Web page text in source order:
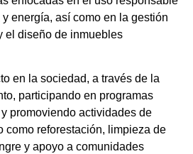
energía, así como en la gestión
el diseño de inmuebles
en la sociedad, a través de la
participando en programas
promoviendo actividades de
como reforestación, limpieza de
y apoyo a comunidades